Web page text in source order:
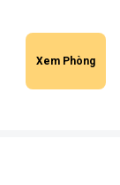
Xem Phòng